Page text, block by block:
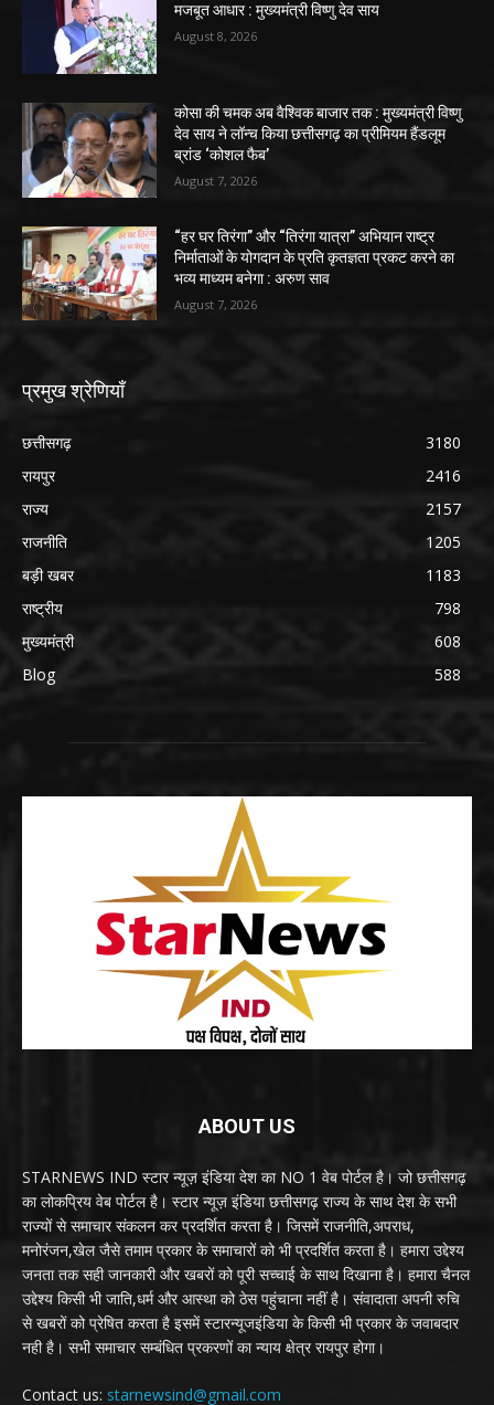
मजबूत आधार : मुख्यमंत्री विष्णु देव साय
August 8, 2026
कोसा की चमक अब वैश्विक बाजार तक : मुख्यमंत्री विष्णु
देव साय ने लॉन्च किया छत्तीसगढ़ का प्रीमियम हैंडलूम
ब्रांड ‘कोशल फैब’
August 7, 2026
“हर घर तिरंगा” और “तिरंगा यात्रा” अभियान राष्ट्र
निर्माताओं के योगदान के प्रति कृतज्ञता प्रकट करने का
भव्य माध्यम बनेगा : अरुण साव
August 7, 2026
प्रमुख श्रेणियाँ
छत्तीसगढ़
3180
रायपुर
2416
राज्य
2157
राजनीति
1205
बड़ी खबर
1183
राष्ट्रीय
798
मुख्यमंत्री
608
Blog
588
ABOUT US
STARNEWS IND स्टार न्यूज़ इंडिया देश का NO 1 वेब पोर्टल है। जो छत्तीसगढ़
का लोकप्रिय वेब पोर्टल है। स्टार न्यूज़ इंडिया छत्तीसगढ़ राज्य के साथ देश के सभी
राज्यों से समाचार संकलन कर प्रदर्शित करता है। जिसमें राजनीति,अपराध,
मनोरंजन,खेल जैसे तमाम प्रकार के समाचारों को भी प्रदर्शित करता है। हमारा उद्देश्य
जनता तक सही जानकारी और खबरों को पूरी सच्चाई के साथ दिखाना है। हमारा चैनल
उद्देश्य किसी भी जाति,धर्म और आस्था को ठेस पहुंचाना नहीं है। संवादाता अपनी रुचि
से खबरों को प्रेषित करता है इसमें स्टारन्यूजइंडिया के किसी भी प्रकार के जवाबदार
नही है। सभी समाचार सम्बंधित प्रकरणों का न्याय क्षेत्र रायपुर होगा।
Contact us: starnewsind@gmail.com